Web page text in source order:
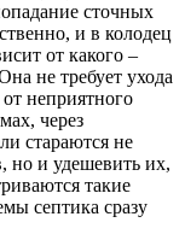
сточных
и в колодец
от какого –
не требует ухода
неприятного
через
стараются не
но и удешевить их,
такие
септика сразу